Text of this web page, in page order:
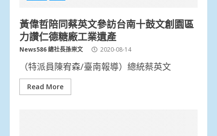
黃偉哲陪同蔡英文參訪台南十鼓文創園區
力讚仁德糖廠工業遺產
News586 總社長孫崇文 2020-08-14
（特派員陳宥森/臺南報導）總統蔡英文
Read More